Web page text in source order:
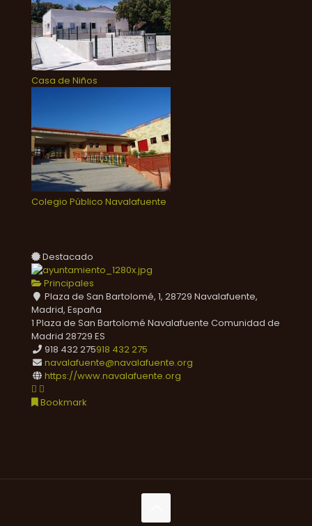
Casa de Niños
Colegio Público Navalafuente
Destacado
Principales
Plaza de San Bartolomé, 1, 28729 Navalafuente,
Madrid, España
1 Plaza de San Bartolomé Navalafuente Comunidad de
Madrid 28729 ES
918 432 275918 432 275
navalafuente@navalafuente.org
https://www.navalafuente.org
Bookmark